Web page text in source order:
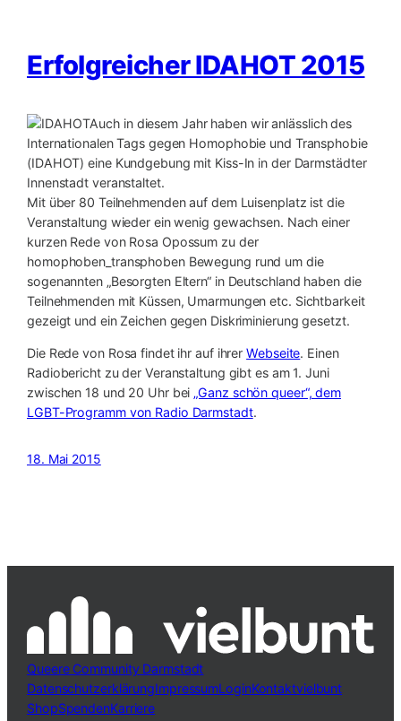
Erfolgreicher IDAHOT 2015
Auch in diesem Jahr haben wir anlässlich des
Internationalen Tags gegen Homophobie und Transphobie
(IDAHOT) eine Kundgebung mit Kiss-In in der Darmstädter
Innenstadt veranstaltet.
Mit über 80 Teilnehmenden auf dem Luisenplatz ist die
Veranstaltung wieder ein wenig gewachsen. Nach einer
kurzen Rede von Rosa Opossum zu der
homophoben_transphoben Bewegung rund um die
sogenannten „Besorgten Eltern“ in Deutschland haben die
Teilnehmenden mit Küssen, Umarmungen etc. Sichtbarkeit
gezeigt und ein Zeichen gegen Diskriminierung gesetzt.
Die Rede von Rosa findet ihr auf ihrerWebseite. Einen
Radiobericht zu der Veranstaltung gibt es am 1. Juni
zwischen 18 und 20 Uhr bei „Ganz schön queer“, dem
LGBT-Programm von Radio Darmstadt.
18. Mai 2015
Queere Community Darmstadt
DatenschutzerklärungImpressumLoginKontaktvielbunt
ShopSpendenKarriere